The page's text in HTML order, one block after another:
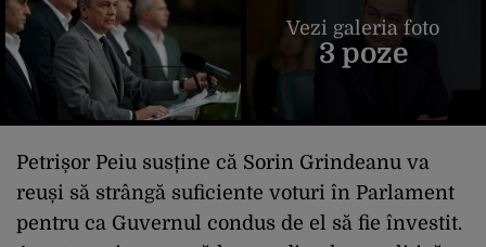
Vezi galeria foto
3 poze
Petrișor Peiu susține că Sorin Grindeanu va
reuși să strângă suficiente voturi în Parlament
pentru ca Guvernul condus de el să fie învestit.